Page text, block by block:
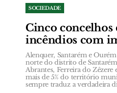
SOCIEDADE
Cinco concelhos
incêndios com
Alenquer, Santarém e
norte do distrito de
Abrantes, Ferreira do
mais de 5% do território
sempre traduz a verdadeira